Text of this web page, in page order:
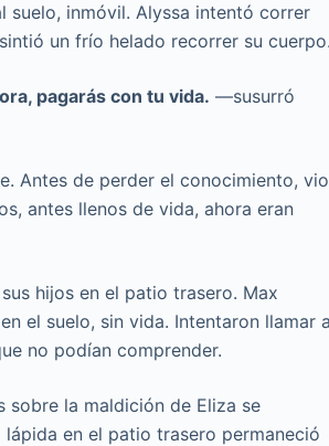
suelo, inmóvil. Alyssa intentó correr
un frío helado recorrer su
pagarás con tu vida. —susurró
Antes de perder el conocimiento, vio
antes llenos de vida, ahora eran
hijos en el patio trasero. Max
el suelo, sin vida. Intentaron llamar
no podían comprender.
sobre la maldición de Eliza se
en el patio trasero permaneció